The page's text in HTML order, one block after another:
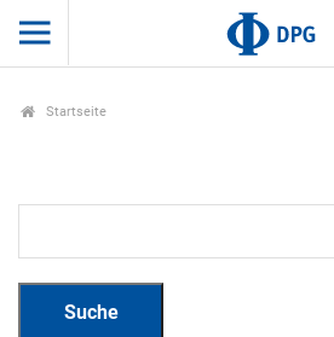
Startseite